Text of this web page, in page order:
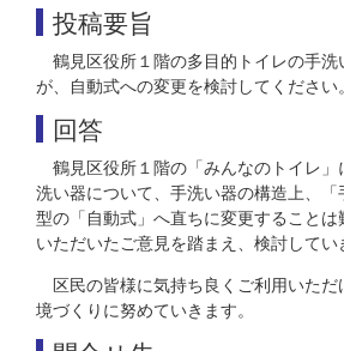
投稿要旨
鶴見区役所１階の多目的トイレの手
が、自動式への変更を検討してください。
回答
鶴見区役所１階の「みんなのトイレ
洗い器について、手洗い器の構造上、
型の「自動式」へ直ちに変更することは
いただいたご意見を踏まえ、検討してい
区民の皆様に気持ち良くご利用いた
境づくりに努めていきます。